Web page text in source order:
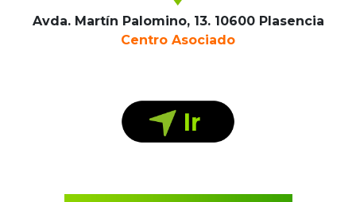
Avda. Martín Palomino, 13. 10600 Plasencia
Centro Asociado